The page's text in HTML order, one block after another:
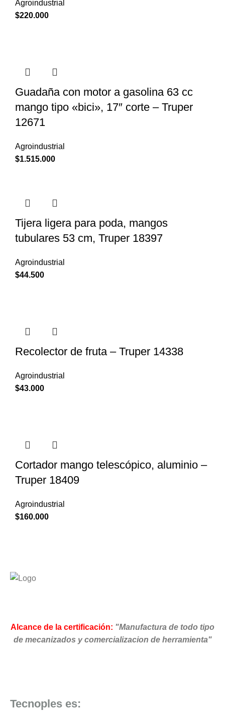
Agroindustrial
$220.000
Guadaña con motor a gasolina 63 cc
mango tipo «bici», 17″ corte – Truper
12671
Agroindustrial
$1.515.000
Tijera ligera para poda, mangos
tubulares 53 cm, Truper 18397
Agroindustrial
$44.500
Recolector de fruta – Truper 14338
Agroindustrial
$43.000
Cortador mango telescópico, aluminio –
Truper 18409
Agroindustrial
$160.000
Alcance de la certificación: "Manufactura de todo tipo
de mecanizados y comercializacion de herramienta"
Tecnoples es: